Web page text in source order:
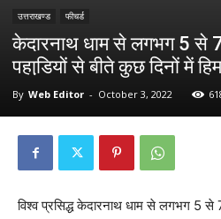
उत्तराखण्ड फीचर्ड
केदारनाथ धाम से लगभग 5 से
पहाडि़यों से बीते कुछ दिनों में
By Web Editor - October 3, 2022
विश्व प्रसिद्ध केदारनाथ धाम से लगभग 5 से